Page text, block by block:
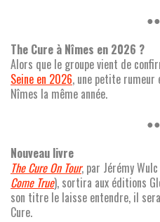
The Cure à Nîmes en 2026 ?
Alors que le groupe vient de
Seine en 2026, une petite rumeur
Nîmes la même année.
Nouveau livre
The Cure On Tour, par Jérémy
Come True), sortira aux éditions
son titre le laisse entendre, il
Cure.